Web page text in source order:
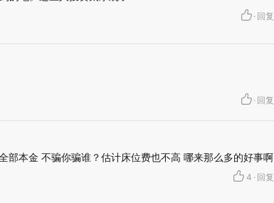
· 回复
· 回复
部本金 不骗你骗谁？估计床位费也不高 哪来那么多的好事啊
4 · 回复